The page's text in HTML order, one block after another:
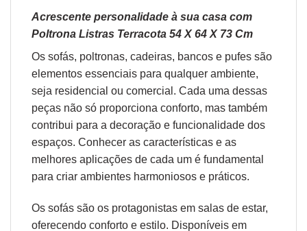
Acrescente personalidade à sua casa com
Poltrona Listras Terracota 54 X 64 X 73 Cm
Os sofás, poltronas, cadeiras, bancos e pufes são
elementos essenciais para qualquer ambiente,
seja residencial ou comercial. Cada uma dessas
peças não só proporciona conforto, mas também
contribui para a decoração e funcionalidade dos
espaços. Conhecer as características e as
melhores aplicações de cada um é fundamental
para criar ambientes harmoniosos e práticos.
Os sofás são os protagonistas em salas de estar,
oferecendo conforto e estilo. Disponíveis em